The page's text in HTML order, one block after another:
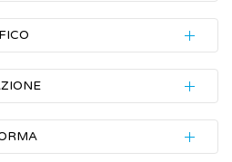
Bacocco, Luca Busani,
Stefano D'Ottavi, Matteo
Graziano Onder,
Busani(MEGE - Centro
di genere)
ORGANIZZATIVA
Simoniello (Ufficio